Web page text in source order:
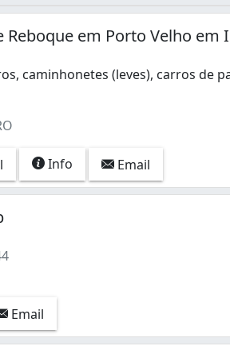
Reboque em Porto Velho em
caminhonetes (leves), carros de
caminhonetes (leves), carros
Info Email
Email